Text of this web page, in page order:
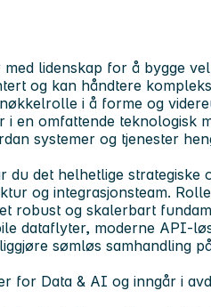
lidenskap for å bygge
og kan håndtere
i å forme og
i en omfattende teknologisk
systemer og tjenester
du det helhetlige strategiske
og integrasjonsteam.
robust og skalerbart
dataflyter, moderne API-
sømløs samhandling
for Data & AI og inngår i